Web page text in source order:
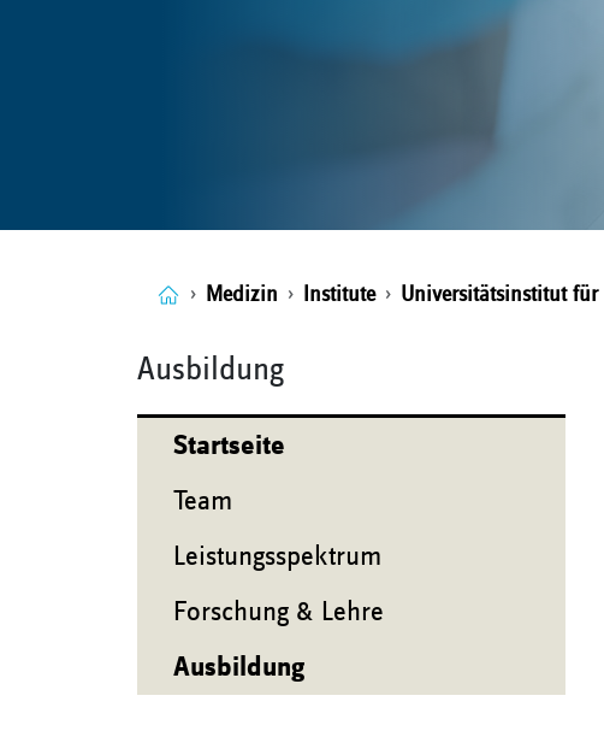
Medizin Institute Universitätsinstitut
Ausbildung
Startseite
Team
Leistungsspektrum
Forschung & Lehre
Ausbildung